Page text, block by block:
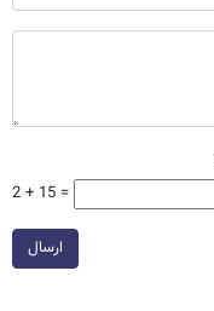
2 + 15 =
ارسال